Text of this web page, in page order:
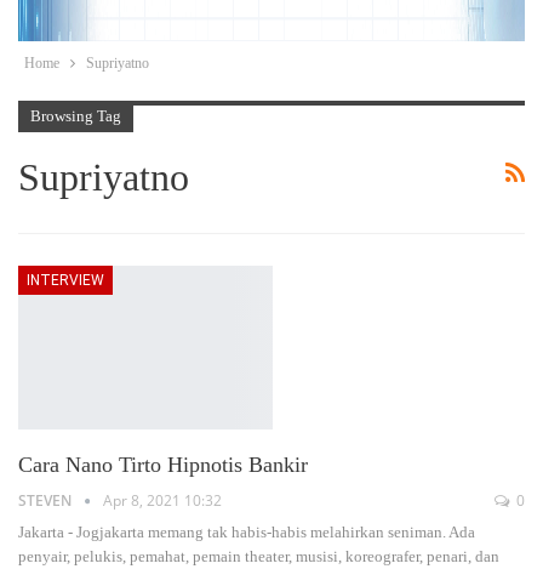
Home Supriyatno
Browsing Tag
Supriyatno
INTERVIEW
Cara Nano Tirto Hipnotis Bankir
STEVEN Apr 8, 2021 10:32 0
Jakarta - Jogjakarta memang tak habis-habis melahirkan seniman. Ada
penyair, pelukis, pemahat, pemain theater, musisi, koreografer, penari, dan